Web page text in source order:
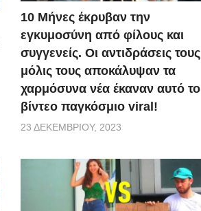
10 Μήνες έκρυβαν την
εγκυμοσύνη από φίλους και
συγγενείς. Οι αντιδράσεις τους
μόλις τους αποκάλυψαν τα
χαρμόσυνα νέα έκαναν αυτό το
βίντεο παγκόσμιο viral!
23 ΔΕΚΕΜΒΡΊΟΥ, 2023